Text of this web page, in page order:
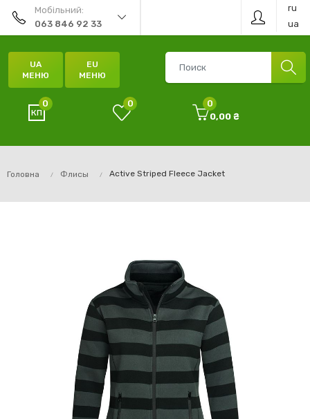
Мобільний:
063 846 92 33
ru
ua
UA
МЕНЮ
EU
МЕНЮ
0 0
0
0,00 ₴
Головна Флисы Active Striped Fleece Jacket